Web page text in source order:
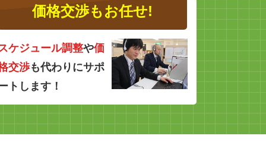
価格交渉もお任せ!
ケジュール調整や価
交渉も代わりにサポ
トします！